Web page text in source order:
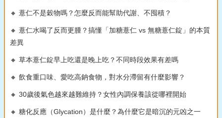
🔸 薏仁不是穀物嗎？怎麼反而能幫助代謝、不囤積？
🔸 薏仁水喝了反而更腫？搞懂「加糖薏仁 vs 無糖薏仁錠」的本質
差異
🔸 草本薏仁錠早上吃還是晚上吃？不同時段效果有差嗎
🔸 飲食重口味、愛吃高鈉食物，對水分滯留有什麼影響？
🔸 30歲後氣色越來越難維持？女性內調保養該從哪裡開始
🔸 糖化反應（Glycation）是什麼？為什麼它是暗沉的元凶之一